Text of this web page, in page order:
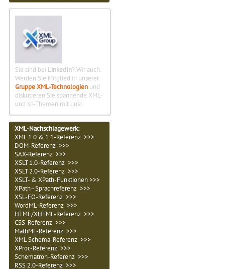
Sie sind bei LinkedIn? Wir auch.
Werden Sie Mitglied in unserer
Gruppe XML-Technologien und
diskutieren Sie spannende XML-
und KI-Themen mit uns!
XML-Nachschlagewerk:
XML 1.0 & 1.1-Referenz >>>
DOM-Referenz >>>
SAX-Referenz >>>
XSLT 1.0-Referenz >>>
XSLT 2.0-Referenz >>>
XSLT- & XPath-Funktionen >>>
XPath–Sprachreferenz >>>
XSL-FO-Referenz >>>
WordML-Referenz >>>
HTML/XHTML-Referenz >>>
CSS-Referenz >>>
MathML-Referenz >>>
XML Schema-Referenz >>>
XProc-Referenz >>>
Schematron-Referenz >>>
RSS 2.0-Referenz >>>